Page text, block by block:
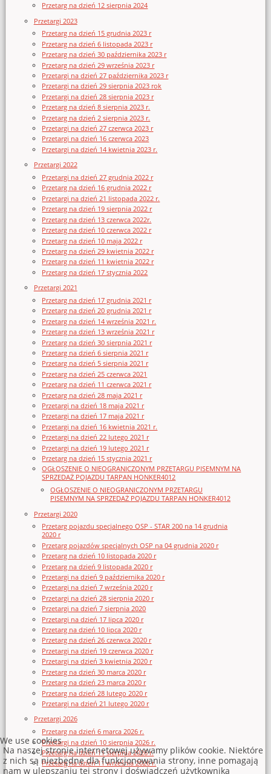
Przetarg na dzień 12 sierpnia 2024
Przetargi 2023
Przetarg na dzień 15 grudnia 2023 r
Przetarg na dzień 6 listopada 2023 r
Przetarg na dzień 30 października 2023 r
Przetarg na dzień 29 września 2023 r
Przetargi na dzień 27 października 2023 r
Przetargi na dzień 29 sierpnia 2023 rok
Przetargi na dzień 28 sierpnia 2023 r
Przetarg na dzień 8 sierpnia 2023 r.
Przetarg na dzień 2 sierpnia 2023 r.
Przetargi na dzień 27 czerwca 2023 r
Przetargi na dzień 16 czerwca 2023
Przetargi na dzień 14 kwietnia 2023 r.
Przetargi 2022
Przetargi na dzień 27 grudnia 2022 r
Przetarg na dzień 16 grudnia 2022 r
Przetargi na dzień 21 listopada 2022 r.
Przetarg na dzień 19 sierpnia 2022 r
Przetarg na dzień 13 czerwca 2022r.
Przetarg na dzień 10 czerwca 2022 r
Przetarg na dzień 10 maja 2022 r
Przetarg na dzień 29 kwietnia 2022 r
Przetarg na dzień 11 kwietnia 2022 r
Przetarg na dzień 17 stycznia 2022
Przetargi 2021
Przetarg na dzień 17 grudnia 2021 r
Przetarg na dzień 20 grudnia 2021 r
Przetarg na dzień 14 września 2021 r.
Przetarg na dzień 13 września 2021 r
Przetarg na dzień 30 sierpnia 2021 r
Przetarg na dzień 6 sierpnia 2021 r
Przetarg na dzień 5 sierpnia 2021 r
Przetarg na dzień 25 czerwca 2021
Przetarg na dzień 11 czerwca 2021 r
Przetarg na dzień 28 maja 2021 r
Przetargi na dzień 18 maja 2021 r
Przetargi na dzień 17 maja 2021 r
Przetargi na dzień 16 kwietnia 2021 r.
Przetargi na dzień 22 lutego 2021 r
Przetargi na dzień 19 lutego 2021 r
Przetarg na dzień 15 stycznia 2021 r
OGŁOSZENIE O NIEOGRANICZONYM PRZETARGU PISEMNYM NA
SPRZEDAŻ POJAZDU TARPAN HONKER4012
OGŁOSZENIE O NIEOGRANICZONYM PRZETARGU
PISEMNYM NA SPRZEDAŻ POJAZDU TARPAN HONKER4012
Przetargi 2020
Przetarg pojazdu specjalnego OSP - STAR 200 na 14 grudnia
2020 r
Przetarg pojazdów specjalnych OSP na 04 grudnia 2020 r
Przetarg na dzień 10 listopada 2020 r
Przetarg na dzień 9 listopada 2020 r
Przetargi na dzień 9 października 2020 r
Przetargi na dzień 7 września 2020 r
Przetargi na dzień 28 sierpnia 2020 r
Przetargi na dzień 7 sierpnia 2020
Przetargi na dzień 17 lipca 2020 r
Przetarg na dzień 10 lipca 2020 r
Przetarg na dzień 26 czerwca 2020 r
Przetargi na dzień 19 czerwca 2020 r
Przetargi na dzień 3 kwietnia 2020 r
Przetarg na dzień 30 marca 2020 r
Przetarg na dzień 23 marca 2020 r
Przetarg na dzień 28 lutego 2020 r
Przetargi na dzień 21 lutego 2020 r
Przetargi 2026
Przetarg na dzień 6 marca 2026 r.
Przetargi na dzień 10 sierpnia 2026 r.
Przetarg na dzień 11 sierpnia 2026 r.
Przetarg na dzień 11 września 2026 r.
We use cookies
Na naszej stronie internetowej używamy plików cookie. Niektóre
z nich są niezbędne dla funkcjonowania strony, inne pomagają
nam w ulepszaniu tej strony i doświadczeń użytkownika